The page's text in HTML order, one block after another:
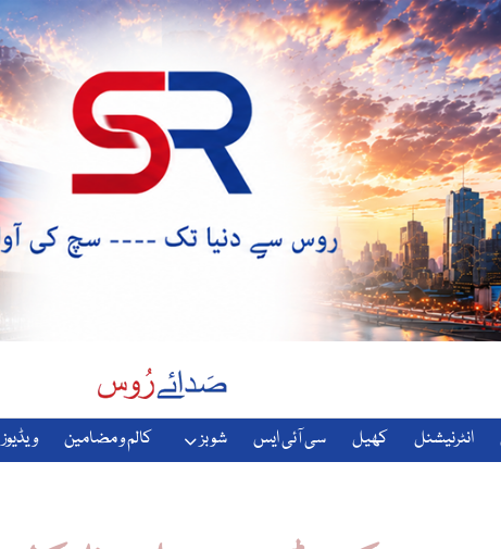
انٹرنیشنل کھیل سی آئی ایس شوبز کالم و مضامین ویڈیوز